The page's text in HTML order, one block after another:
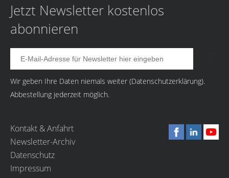
Jetzt Newsletter kostenlos
abonnieren
Wir geben Ihre Daten niemals weiter (Datenschutzerklärung).
Abbestellung jederzeit möglich.
Kontakt & Anfahrt
Newsletter-Archiv
Datenschutz
Impressum